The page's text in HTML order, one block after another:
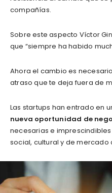
compañías.
Sobre este aspecto Víctor
que “siempre ha habido
Ahora el cambio es
atraso que te deja fuera de
Las startups han entrado en
nueva oportunidad de
necesarias e
social, cultural y de mercado